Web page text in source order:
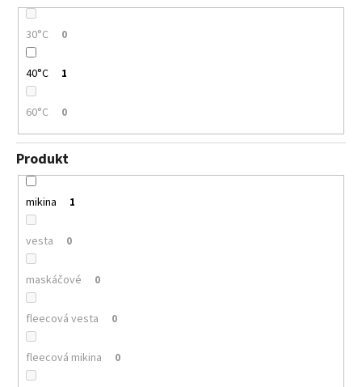
30°C 0
40°C 1
60°C 0
Produkt
mikina 1
vesta 0
maskáčové 0
fleecová vesta 0
fleecová mikina 0